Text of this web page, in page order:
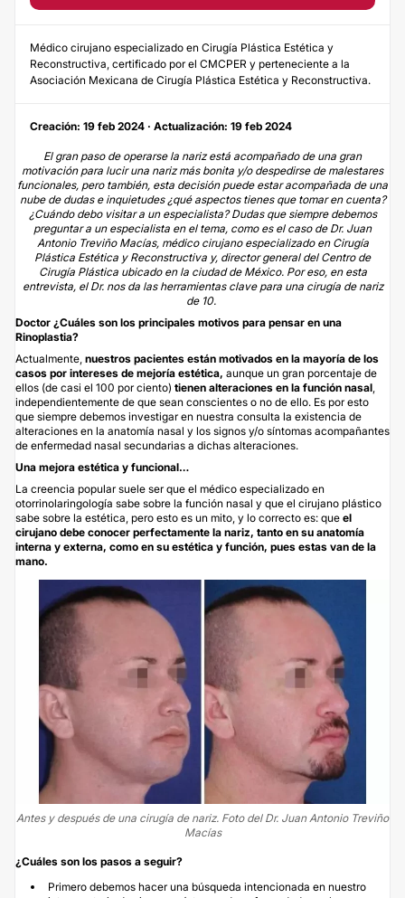
Médico cirujano especializado en Cirugía Plástica Estética y
Reconstructiva, certificado por el CMCPER y perteneciente a la
Asociación Mexicana de Cirugía Plástica Estética y Reconstructiva.
Creación: 19 feb 2024 · Actualización: 19 feb 2024
El gran paso de operarse la nariz está acompañado de una gran
motivación para lucir una nariz más bonita y/o despedirse de malestares
funcionales, pero también, esta decisión puede estar acompañada de una
nube de dudas e inquietudes ¿qué aspectos tienes que tomar en cuenta?
¿Cuándo debo visitar a un especialista? Dudas que siempre debemos
preguntar a un especialista en el tema, como es el caso de Dr. Juan
Antonio Treviño Macías, médico cirujano especializado en Cirugía
Plástica Estética y Reconstructiva y, director general del Centro de
Cirugía Plástica ubicado en la ciudad de México. Por eso, en esta
entrevista, el Dr. nos da las herramientas clave para una cirugía de nariz
de 10.
Doctor ¿Cuáles son los principales motivos para pensar en una
Rinoplastia?
Actualmente, nuestros pacientes están motivados en la mayoría de los
casos por intereses de mejoría estética, aunque un gran porcentaje de
ellos (de casi el 100 por ciento) tienen alteraciones en la función nasal
independientemente de que sean conscientes o no de ello. Es por esto
que siempre debemos investigar en nuestra consulta la existencia de
alteraciones en la anatomía nasal y los signos y/o síntomas acompañantes
de enfermedad nasal secundarias a dichas alteraciones.
Una mejora estética y funcional…
La creencia popular suele ser que el médico especializado en
otorrinolaringología sabe sobre la función nasal y que el cirujano plástico
sabe sobre la estética, pero esto es un mito, y lo correcto es: que el
cirujano debe conocer perfectamente la nariz, tanto en su anatomía
interna y externa, como en su estética y función, pues estas van de la
mano.
Antes y después de una cirugía de nariz. Foto del Dr. Juan Antonio Treviño
Macías
¿Cuáles son los pasos a seguir?
Primero debemos hacer una búsqueda intencionada en nuestro